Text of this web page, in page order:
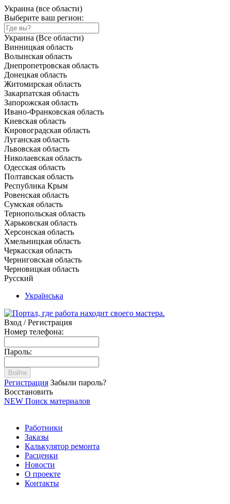
Украина (все области)
Выберите ваш регион:
Украина (Все области)
Винницкая область
Волынская область
Днепропетровская область
Донецкая область
Житомирская область
Закарпатская область
Запорожская область
Ивано-Франковская область
Киевская область
Кировоградская область
Луганская область
Львовская область
Николаевская область
Одесская область
Полтавская область
Республика Крым
Ровенская область
Сумская область
Тернопольская область
Харьковская область
Херсонская область
Хмельницкая область
Черкасская область
Черниговская область
Черновицкая область
Русский
Українська
Вход / Регистрация
Номер телефона:
Пароль:
Войти
Регистрация Забыли пароль?
Восстановить
NEW Поиск материалов
Работники
Заказы
Калькулятор ремонта
Расценки
Новости
О проекте
Контакты